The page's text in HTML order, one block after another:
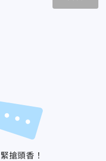
搶頭香！